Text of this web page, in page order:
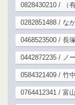
0828430210 / （
0282851488 / な
0468523500 / 長
0442872235 / ノ
0584321409 / 竹
0764412341 / 富